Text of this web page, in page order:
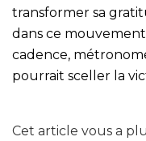
transformer sa
dans ce
cadence,
pourrait sceller la
Cet article vous a